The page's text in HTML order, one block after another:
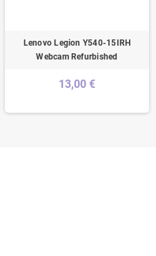
Lenovo Legion Y540-15IRH
Webcam Refurbished
13,00 €